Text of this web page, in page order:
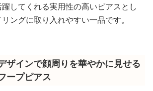
してくれる実用性の高いピアスとし
ングに取り入れやすい一品です。
ザインで顔周りを華やかに見せる
ープピアス